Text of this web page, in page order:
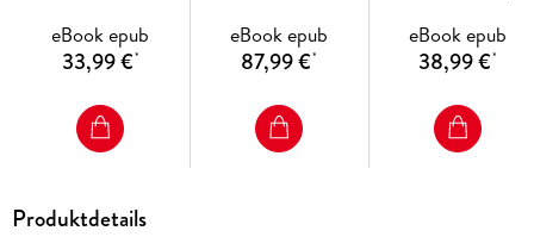
Internetanschlüssen durch Kinder oder andere
Dieses grundlegende Werk bietet eine systematische und
gesetzlichen Änderungen im Urheberrecht, einschließlich des
eBook epub
33,99 €*
eBook epub
87,99 €*
eBook epub
38,99 €*
Produktdetails